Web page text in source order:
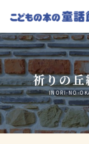
祈りの
INORI-NO-